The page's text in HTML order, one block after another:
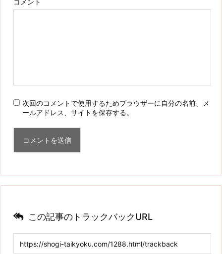
コメント
次回のコメントで使用するためブラウザーに自分の名前、メ
ールアドレス、サイトを保存する。
この記事のトラックバックURL